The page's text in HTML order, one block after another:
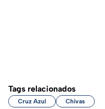
Tags relacionados
Cruz Azul Chivas